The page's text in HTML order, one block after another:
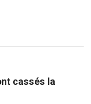
cassés la